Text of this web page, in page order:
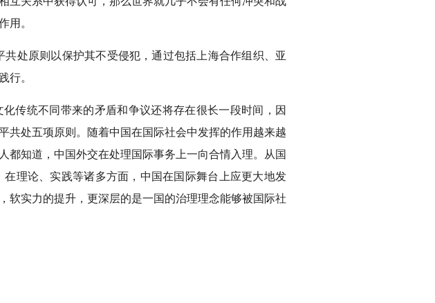
用。
处原则以保护其不受侵犯，通过包括上海合作组织、亚
行。
传统不同带来的矛盾和争议还将存在很长一段时间，因
共处五项原则。随着中国在国际社会中发挥的作用越来越
都知道，中国外交在处理国际事务上一向合情入理。从国
理论、实践等诸多方面，中国在国际舞台上应更大地发
软实力的提升，更深层的是一国的治理理念能够被国际社